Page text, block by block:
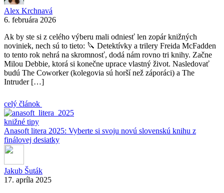
Alex Krchnavá
6. februára 2026
Ak by ste si z celého výberu mali odniesť len zopár knižných
noviniek, nech sú to tieto: 🔪 Detektívky a trilery Freida McFadden
to tento rok nehrá na skromnosť, dodá nám rovno tri knihy. Začne
Milou Debbie, ktorá si konečne uprace vlastný život. Nasledovať
budú The Coworker (kolegovia sú horší než záporáci) a The
Intruder […]
celý článok
knižné tipy
Anasoft litera 2025: Vyberte si svoju novú slovenskú knihu z
finálovej desiatky
Jakub Šuták
17. apríla 2025